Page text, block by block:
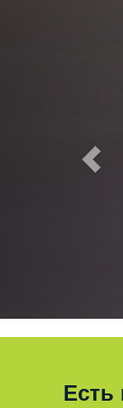
Есть